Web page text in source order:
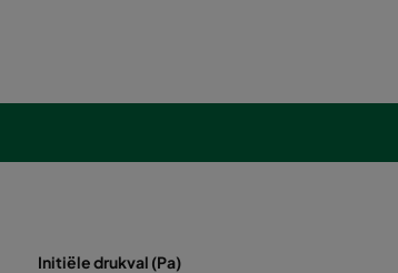
Initiële drukval (Pa)